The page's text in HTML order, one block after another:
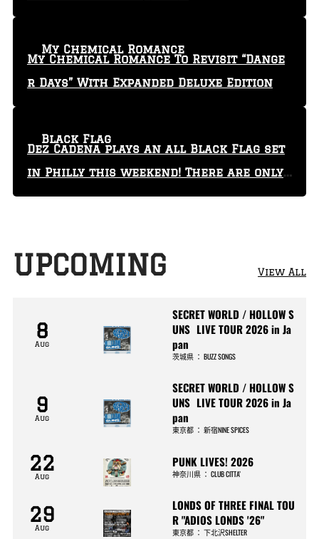
My Chemical Romance To Revisit “Dange
r Days” With Expanded Deluxe Edition
My Chemical Romance
Dez Cadena plays an all Black Flag set
in Philly this weekend! There are only
29 tickets left!
Black Flag
UPCOMING View All
8
Aug
SECRET WORLD / HOLLOW S
UNS LIVE TOUR 2026 in Ja
pan
茨城県 ：BUZZ SONGS
9
Aug
SECRET WORLD / HOLLOW S
UNS LIVE TOUR 2026 in Ja
pan
東京都 ：新宿NINE SPICES
22
Aug
PUNK LIVES! 2026
神奈川県 ：CLUB CITTA’
29
Aug
LONDS OF THREE FINAL TOU
R "ADIOS LONDS '26"
東京都 ：下北沢SHELTER